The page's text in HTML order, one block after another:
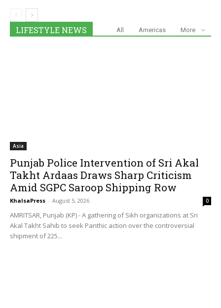
LIFESTYLE NEWS All Americas More
Asia
Punjab Police Intervention of Sri Akal
Takht Ardaas Draws Sharp Criticism
Amid SGPC Saroop Shipping Row
KhalsaPress - August 5, 2026 0
AMRITSAR, Punjab (KP) - A gathering of Sikh organizations at Sri
Akal Takht Sahib to seek Panthic action over the controversial
shipment of 225...